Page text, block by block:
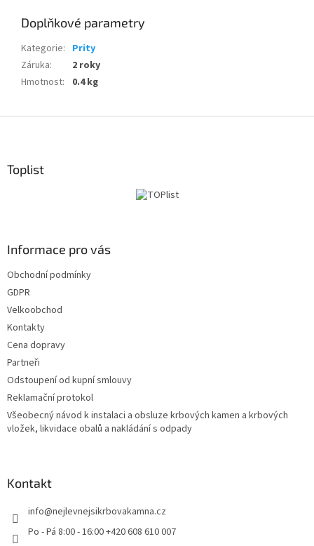
Doplňkové parametry
Kategorie: Prity
Záruka:
2 roky
Hmotnost: 0.4 kg
Toplist
Informace pro vás
Obchodní podmínky
GDPR
Velkoobchod
Kontakty
Cena dopravy
Partneři
Odstoupení od kupní smlouvy
Reklamační protokol
Všeobecný návod k instalaci a obsluze krbových kamen a krbových
vložek, likvidace obalů a nakládání s odpady
Kontakt
info@nejlevnejsikrbovakamna.cz
Po - Pá 8:00 - 16:00 +420 608 610 007